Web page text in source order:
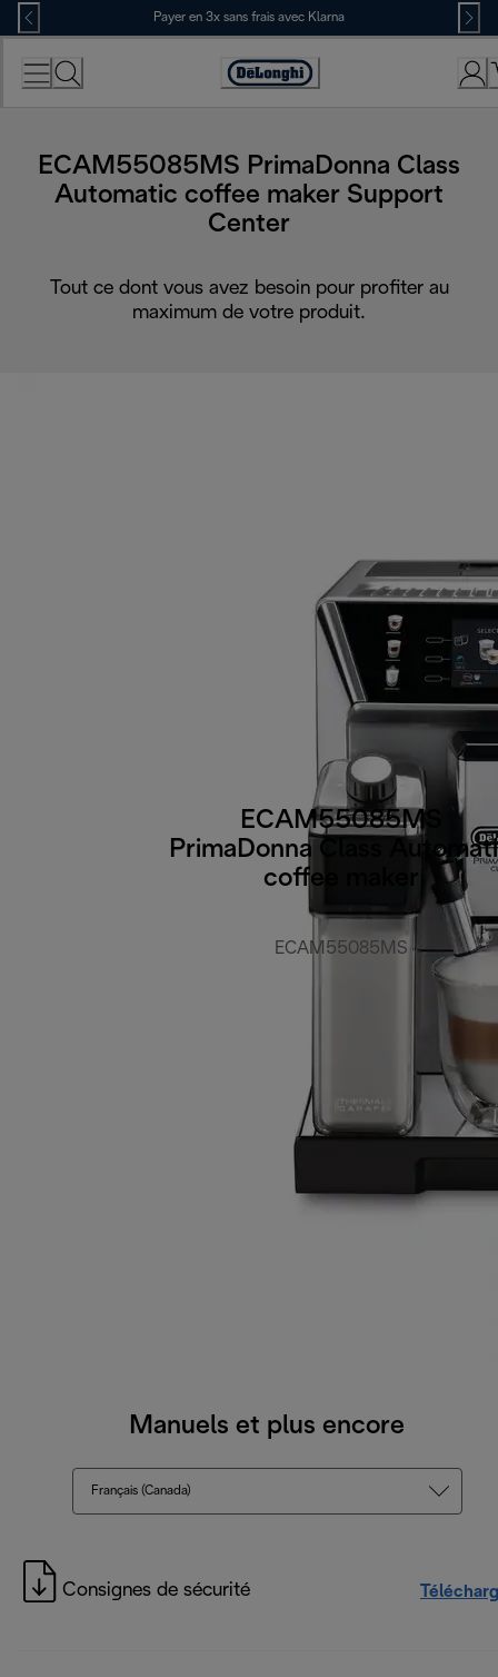
Skip
to
Content
Payer en 3x sans frais avec Klarna
Déclaration
ECAM55085MS PrimaDonna Class
Automatic coffee maker Support
Center
Tout ce dont vous avez besoin pour profiter au
maximum de votre produit.
ECAM55085MS
PrimaDonna Class
coffee maker
ECAM55085MS
Manuels et plus encore
Français (Canada)
Consignes de sécurité